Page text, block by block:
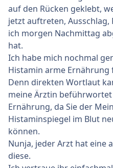
auf den Rücken geklebt,
jetzt auftreten, Ausschlag,
ich morgen Nachmittag
hat.
Ich habe mich nochmal
Histamin arme Ernährung
Denn direkten Wortlaut
meine Ärztin
Ernährung, da Sie der
Histaminspiegel im Blut
können.
Nunja, jeder Arzt hat eine
diese.